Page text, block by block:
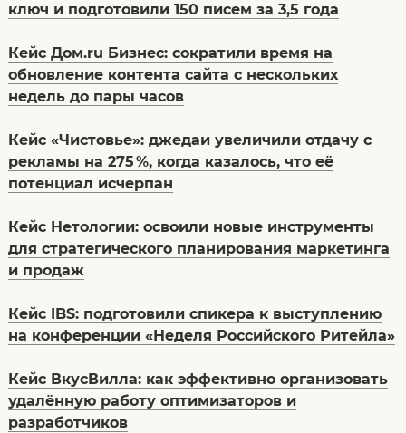
ключ и подготовили 150 писем за 3,5 года
Кейс Дом.ru Бизнес: сократили время на
обновление контента сайта с нескольких
недель до пары часов
Кейс «Чистовье»: джедаи увеличили отдачу с
рекламы на 275 %, когда казалось, что её
потенциал исчерпан
Кейс Нетологии: освоили новые инструменты
для стратегического планирования маркетинга
и продаж
Кейс IBS: подготовили спикера к выступлению
на конференции «Неделя Российского Ритейла»
Кейс ВкусВилла: как эффективно организовать
удалённую работу оптимизаторов и
разработчиков